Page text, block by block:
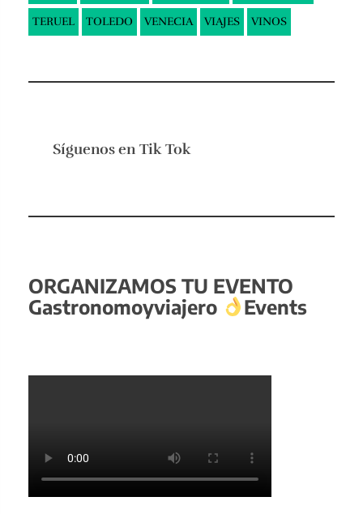
TERUEL TOLEDO VENECIA VIAJES VINOS
Síguenos en Tik Tok
ORGANIZAMOS TU EVENTO
Gastronomoyviajero
Events